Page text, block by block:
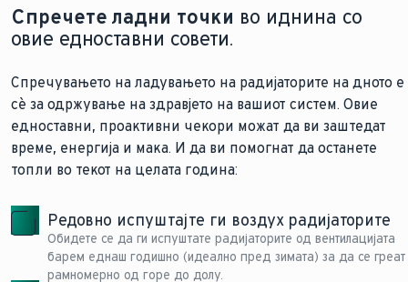
Спречете ладни точки во иднина со
овие едноставни совети.
Спречувањето на ладувањето на радијаторите на дното е
сè за одржување на здравјето на вашиот систем. Овие
едноставни, проактивни чекори можат да ви заштедат
време, енергија и мака. И да ви помогнат да останете
топли во текот на целата година:
Редовно испуштајте ги воздух радијаторите
Обидете се да ги испуштате радијаторите од вентилацијата
барем еднаш годишно (идеално пред зимата) за да се греат
рамномерно од горе до долу.